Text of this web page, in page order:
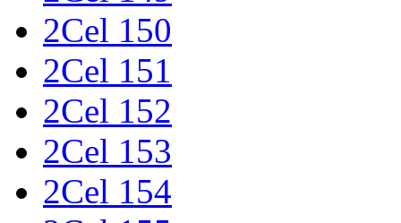
2Cel 150
2Cel 151
2Cel 152
2Cel 153
2Cel 154